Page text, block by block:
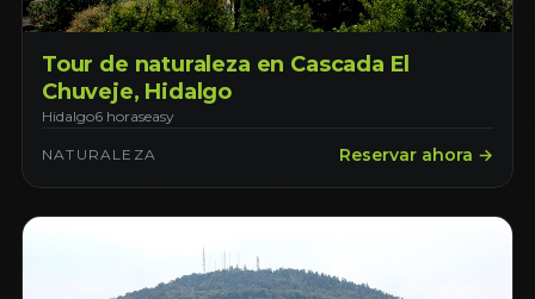
Tour de naturaleza en Cascada El
Chuveje, Hidalgo
Hidalgo6 horaseasy
NATURALEZA Reservar ahora →